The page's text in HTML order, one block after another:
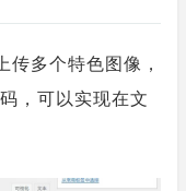
多个特色图像，
，可以实现在文